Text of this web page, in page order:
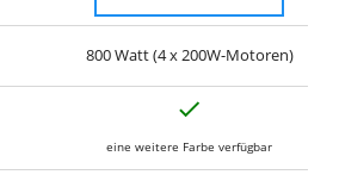
800 Watt (4 x 200W-Motoren)
eine weitere Farbe verfügbar